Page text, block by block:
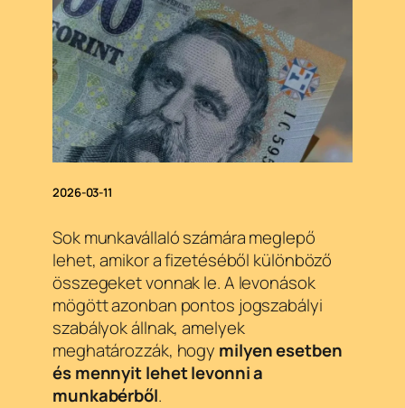
2026-03-11
Sok munkavállaló számára meglepő
lehet, amikor a fizetéséből különböző
összegeket vonnak le. A levonások
mögött azonban pontos jogszabályi
szabályok állnak, amelyek
meghatározzák, hogy milyen esetben
és mennyit lehet levonni a
munkabérből.